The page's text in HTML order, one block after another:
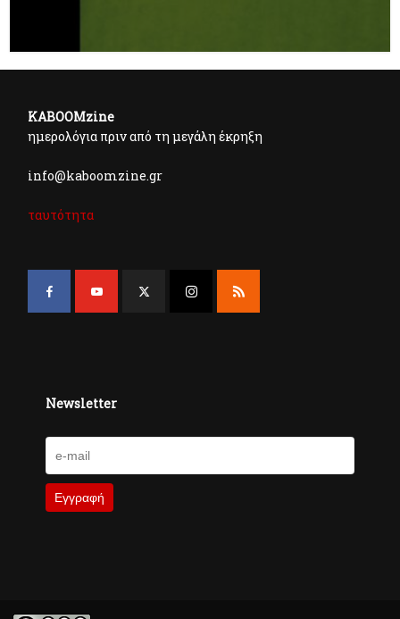
KABOOMzine
ημερολόγια πριν από τη μεγάλη έκρηξη
info@kaboomzine.gr
ταυτότητα
Newsletter